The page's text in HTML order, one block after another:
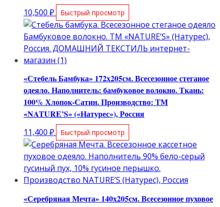
10,500 ₽ Быстрый просмотр
«Стебель Бамбука» 172х205см. Всесезонное стеганое
одеяло. Наполнитель: бамбуковое волокно. Ткань:
100% Хлопок-Сатин. Производство: ТМ
«NATURE’S» («Натурес»), Россия
11,400 ₽ Быстрый просмотр
«Серебряная Мечта» 140х205см. Всесезонное пуховое